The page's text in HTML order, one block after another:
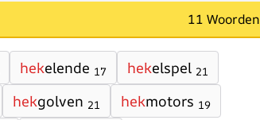
11 Woorden
hekelende 17 hekelspel 21
hekgolven 21 hekmotors 19